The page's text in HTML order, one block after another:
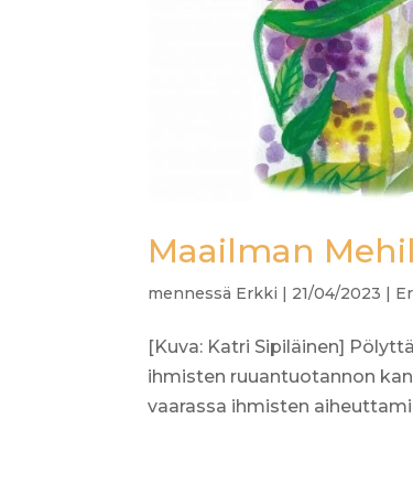
Maailman
mennessä Erkki 21/04/2023
[Kuva: Katri Sipiläinen]
ihmisten ruuantuotannon
vaarassa ihmisten